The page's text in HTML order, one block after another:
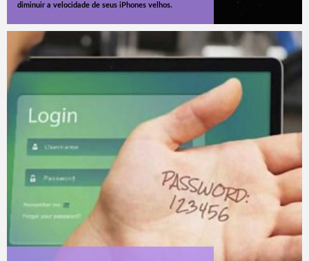
diminuir a velocidade de seus iPhones velhos.